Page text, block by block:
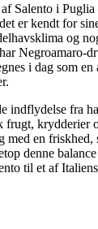
Salento i
er kendt for
og
Negroamaro-
i dag som en
indflydelse fra
frugt, krydderier
med en friskhed,
denne
til et af